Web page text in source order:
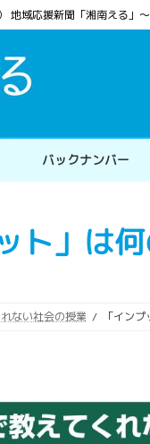
地域応援新聞「湘南える」
バックナンバー
ト」は
ない社会の授業 「イン